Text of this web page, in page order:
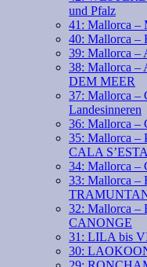
und Pfalz
41: Mallorca
40: Mallorca –
39: Mallorca
38: Mallorca –
DEM MEER
37: Mallorca
Landesinneren
36: Mallorca –
35: Mallorca
CALA
34: Mallorca
33: Mallorca
32: Mallorca
CANONGE
31: LILA bis
30: